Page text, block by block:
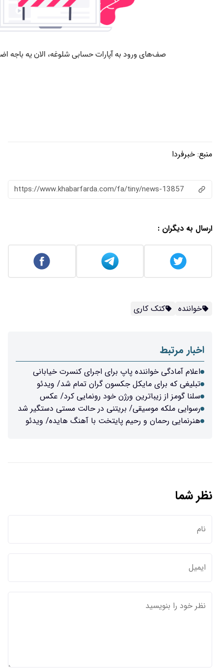
https://www.khabarfarda.com/fa/
پاپ برای اجرای کنسرت خیابانی
جکسون گران تمام شد/ ویدئو
ورژن خود رونمایی کرد/ عکس
بریتنی در حالت مستی دستگیر شد
پایتخت با آهنگ هایده/ ویدئو